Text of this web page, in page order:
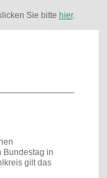
Sie bitte hier.
Bundestag in
gilt das